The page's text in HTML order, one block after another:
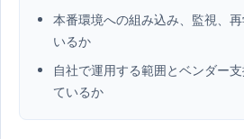
本番環境への組み込み、監視、
いるか
自社で運用する範囲とベンダー
ているか